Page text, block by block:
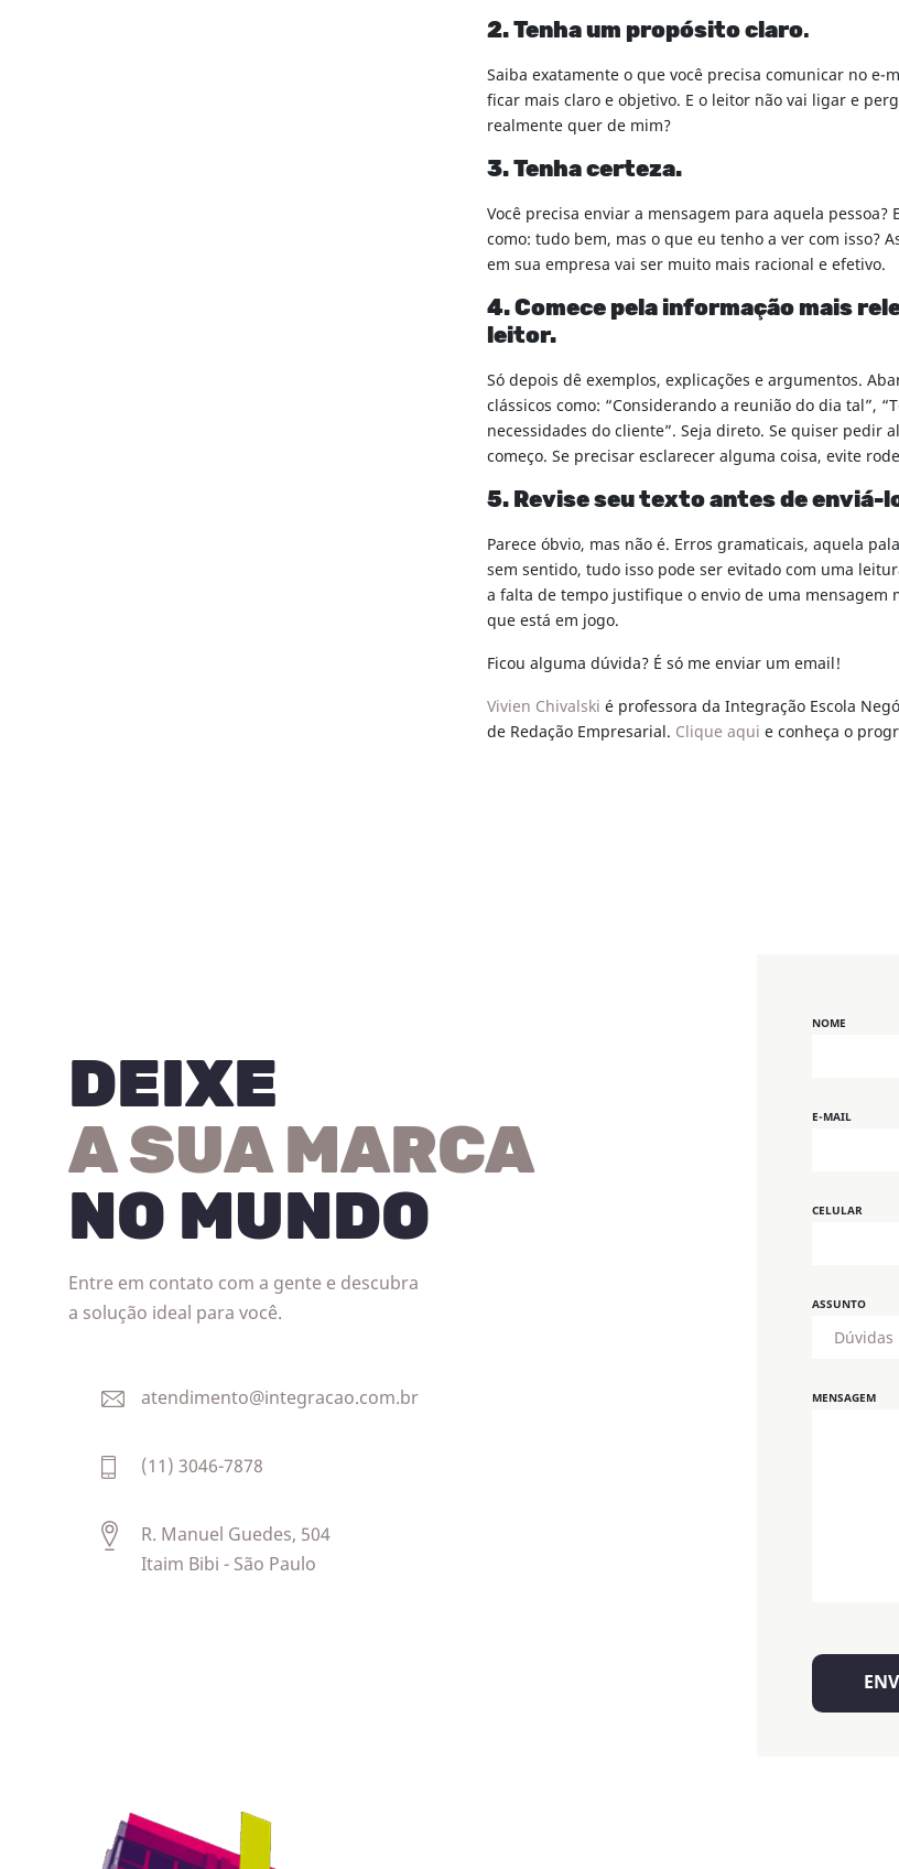
2. Tenha um propósito claro.
Saiba exatamente o que você precisa comunicar no e-
ficar mais claro e objetivo. E o leitor não vai ligar e
realmente quer de mim?
3. Tenha certeza.
Você precisa enviar a mensagem para aquela pessoa?
como: tudo bem, mas o que eu tenho a ver com isso?
em sua empresa vai ser muito mais racional e efetivo.
4. Comece pela informação mais
leitor.
Só depois dê exemplos, explicações e argumentos.
clássicos como: “Considerando a reunião do dia tal”,
necessidades do cliente”. Seja direto. Se quiser pedir
começo. Se precisar esclarecer alguma coisa, evite
5. Revise seu texto antes de enviá-
Parece óbvio, mas não é. Erros gramaticais, aquela
sem sentido, tudo isso pode ser evitado com uma
a falta de tempo justifique o envio de uma mensagem
que está em jogo.
Ficou alguma dúvida? É só me enviar um email!
Vivien Chivalski é professora da Integração Escola
de Redação Empresarial. Clique aqui e conheça o
DEIXE
A SUA MARCA
NO MUNDO
Entre em contato com a gente e descubra
a solução ideal para você.
atendimento@integracao.com.br
(11) 3046-7878
R. Manuel Guedes, 504
Itaim Bibi - São Paulo
NOME
E-MAIL
CELULAR
ASSUNTO
MENSAGEM